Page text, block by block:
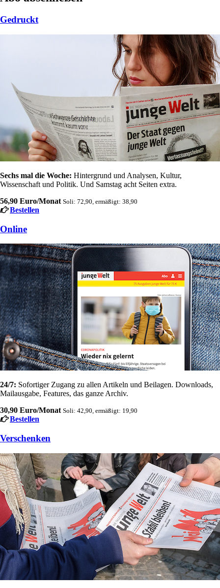
Gedruckt
Sechs mal die Woche: Hintergrund und Analysen, Kultur,
Wissenschaft und Politik. Und Samstag acht Seiten extra.
56,90 Euro/Monat Soli: 72,90, ermäßigt: 38,90
Bestellen
Online
24/7: Sofortiger Zugang zu allen Artikeln und Beilagen. Downloads,
Mailausgabe, Features, das ganze Archiv.
30,90 Euro/Monat Soli: 42,90, ermäßigt: 19,90
Bestellen
Verschenken